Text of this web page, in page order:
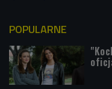
POPULARNE